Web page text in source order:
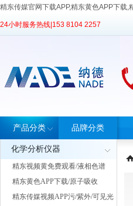
精东传媒官网下载APP,精东黄色APP下载
24小时服务热线| 153 8104 2257
产品分类
化学分析仪器
精东视频黄免费观看/液相色谱
精东黄色APP下载/原子吸收
精东传媒视频APP污/紫外/可见光
品牌分类